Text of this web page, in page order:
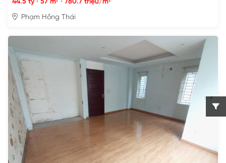
44.5 tỷ • 57 m² • 780.7 triệu/m²
Phạm Hồng Thái